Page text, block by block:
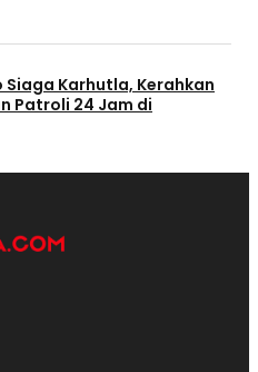
Siaga Karhutla, Kerahkan
Patroli 24 Jam di